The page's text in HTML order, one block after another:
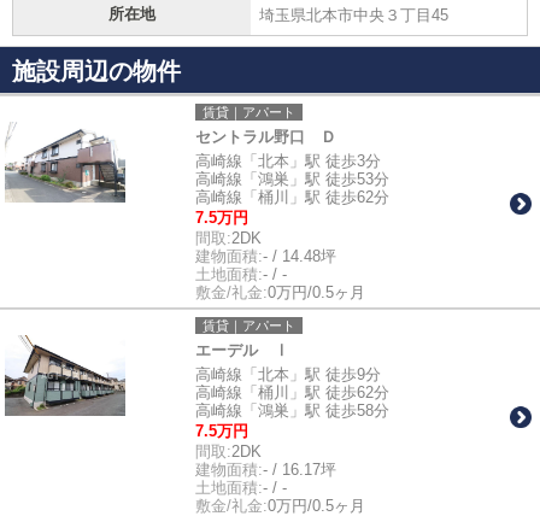
所在地 埼玉県北本市中央３丁目45
施設周辺の物件
賃貸｜アパート
セントラル野口 Ｄ
高崎線「北本」駅 徒歩3分
高崎線「鴻巣」駅 徒歩53分
高崎線「桶川」駅 徒歩62分
7.5万円
間取:2DK
建物面積:- / 14.48坪
土地面積:- / -
敷金/礼金:0万円/0.5ヶ月
賃貸｜アパート
エーデル Ⅰ
高崎線「北本」駅 徒歩9分
高崎線「桶川」駅 徒歩62分
高崎線「鴻巣」駅 徒歩58分
7.5万円
間取:2DK
建物面積:- / 16.17坪
土地面積:- / -
敷金/礼金:0万円/0.5ヶ月